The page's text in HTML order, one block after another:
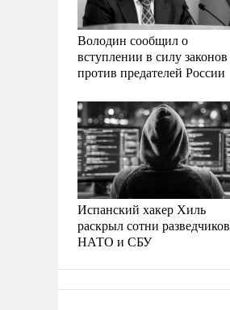
Володин сообщил о
вступлении в силу законов
против предателей России
Испанский хакер Хиль
раскрыл сотни разведчиков
НАТО и СБУ